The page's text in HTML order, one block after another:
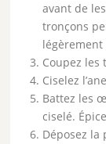
avant de
tronçons
légèrement
Coupez les
Ciselez
Battez les
ciselé.
Déposez la